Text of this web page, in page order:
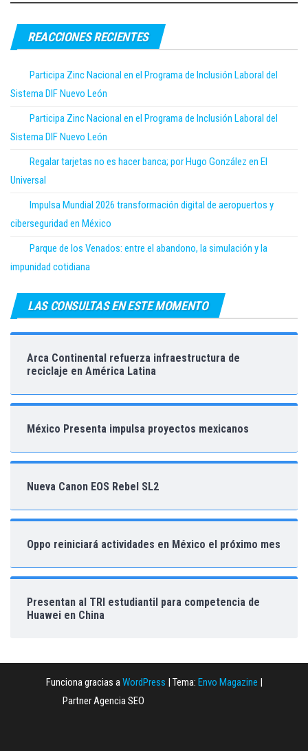
REACCIONES RECIENTES
Participa Zinc Nacional en el Programa de Inclusión Laboral del
Sistema DIF Nuevo León
Participa Zinc Nacional en el Programa de Inclusión Laboral del
Sistema DIF Nuevo León
Regalar tarjetas no es hacer banca; por Hugo González en El
Universal
Impulsa Mundial 2026 transformación digital de aeropuertos y
ciberseguridad en México
Parque de los Venados: entre el abandono, la simulación y la
impunidad cotidiana
LAS CONSULTAS EN ESTE MOMENTO
Arca Continental refuerza infraestructura de
reciclaje en América Latina
México Presenta impulsa proyectos mexicanos
Nueva Canon EOS Rebel SL2
Oppo reiniciará actividades en México el próximo mes
Presentan al TRI estudiantil para competencia de
Huawei en China
Funciona gracias aWordPress | Tema: Envo Magazine |
Partner Agencia SEO